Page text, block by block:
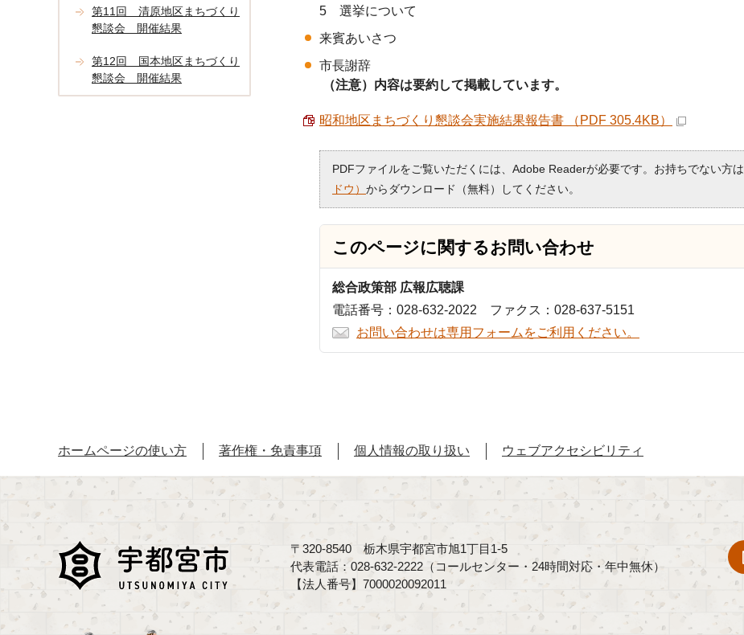
5 選挙について
来賓あいさつ
市長謝辞
（注意）内容は要約して掲載しています。
昭和地区まちづくり懇談会実施結果報告書 （PDF 305.4KB）
PDFファイルをご覧いただくには、Adobe Readerが必要です。お持ちでない方は
ドウ） からダウンロード（無料）してください。
このページに関するお問い合わせ
総合政策部 広報広聴課
電話番号：028-632-2022 ファクス：028-637-5151
お問い合わせは専用フォームをご利用ください。
第11回 清原地区まちづくり
懇談会 開催結果
第12回 国本地区まちづくり
懇談会 開催結果
ホームページの使い方 著作権・免責事項 個人情報の取り扱い ウェブアクセシビリティ
〒320-8540 栃木県宇都宮市旭1丁目1-5
代表電話：028-632-2222（コールセンター・24時間対応・年中無休）
【法人番号】7000020092011